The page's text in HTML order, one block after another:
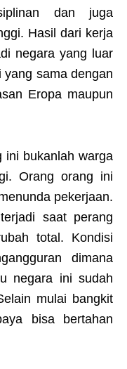
dan juga
Hasil dari kerja
negara yang luar
yang sama dengan
Eropa maupun
ini bukanlah warga
Orang orang ini
pekerjaan.
saat perang
total. Kondisi
dimana
negara ini sudah
mulai bangkit
bisa bertahan